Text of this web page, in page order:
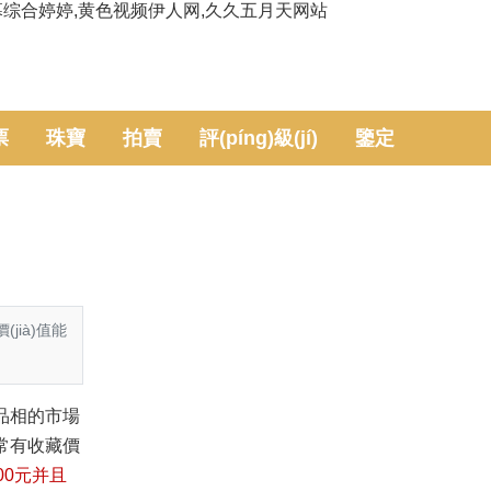
合婷婷,黄色视频伊人网,久久五月天网站
珠寶 拍賣 評(píng)級(jí) 鑒定
(jià)值能
相的市場
有收藏價
元并且